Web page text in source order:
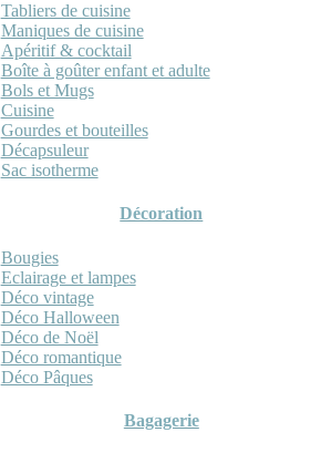
Tabliers de cuisine
Maniques de cuisine
Apéritif & cocktail
Boîte à goûter enfant et adulte
Bols et Mugs
Cuisine
Gourdes et bouteilles
Décapsuleur
Sac isotherme
Décoration
Bougies
Eclairage et lampes
Déco vintage
Déco Halloween
Déco de Noël
Déco romantique
Déco Pâques
Bagagerie